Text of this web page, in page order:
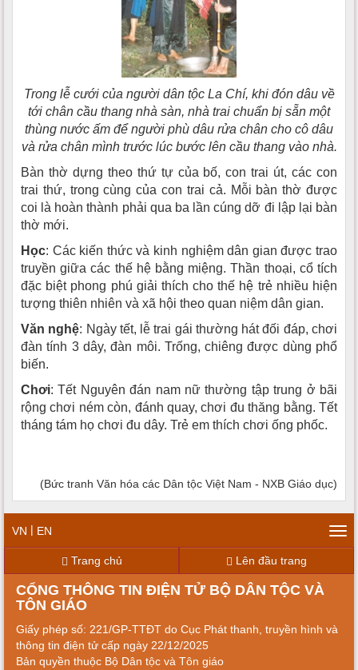
Trong lễ cưới của người dân tộc La Chí, khi đón dâu về
tới chân cầu thang nhà sàn, nhà trai chuẩn bị sẵn một
thùng nước ấm để người phù dâu rửa chân cho cô dâu
và rửa chân mình trước lúc bước lên cầu thang vào nhà.
Bàn thờ dựng theo thứ tự của bố, con trai út, các con
trai thứ, trong cùng của con trai cả. Mỗi bàn thờ được
coi là hoàn thành phải qua ba lần cúng dỡ đi lập lại bàn
thờ mới.
Học: Các kiến thức và kinh nghiệm dân gian được trao
truyền giữa các thế hệ bằng miệng. Thần thoại, cổ tích
đặc biệt phong phú giải thích cho thế hệ trẻ nhiều hiện
tượng thiên nhiên và xã hội theo quan niệm dân gian.
Văn nghệ: Ngày tết, lễ trai gái thường hát đối đáp, chơi
đàn tính 3 dây, đàn môi. Trống, chiêng được dùng phổ
biến.
Chơi: Tết Nguyên đán nam nữ thường tập trung ở bãi
rộng chơi ném còn, đánh quay, chơi đu thăng bằng. Tết
tháng tám họ chơi đu dây. Trẻ em thích chơi ống phốc.
(Bức tranh Văn hóa các Dân tộc Việt Nam - NXB Giáo dục)
VN | EN
Trang chủ
Lên đầu trang
CỔNG THÔNG TIN ĐIỆN TỬ BỘ DÂN TỘC VÀ
TÔN GIÁO
Giấy phép số: 221/GP-TTĐT do Cục Phát thanh, truyền hình và
thông tin điện tử cấp ngày 22/12/2025
Bản quyền thuộc Bộ Dân tộc và Tôn giáo